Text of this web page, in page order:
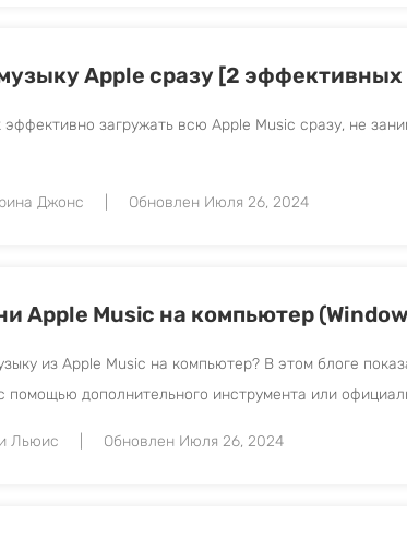
Apple сразу [2 эффективных
эффективно загружать всю Apple Music сразу, не
Джонс Обновлен Июля 26, 2024
Apple Music на компьютер
из Apple Music на компьютер? В этом блоге
помощью дополнительного инструмента или
Льюис Обновлен Июля 26, 2024